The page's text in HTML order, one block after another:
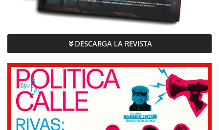
DESCARGA LA REVISTA